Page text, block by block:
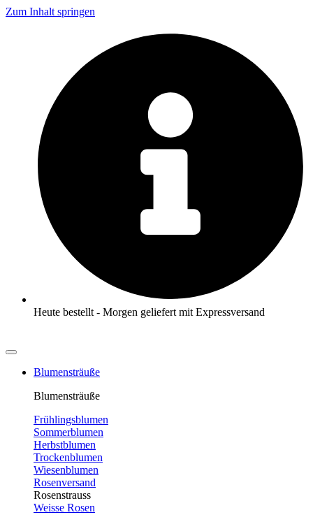
Zum Inhalt springen
Heute bestellt - Morgen geliefert mit Expressversand
Blumensträuße
Blumensträuße
Frühlingsblumen
Sommerblumen
Herbstblumen
Trockenblumen
Wiesenblumen
Rosenversand
Rosenstrauss
Weisse Rosen